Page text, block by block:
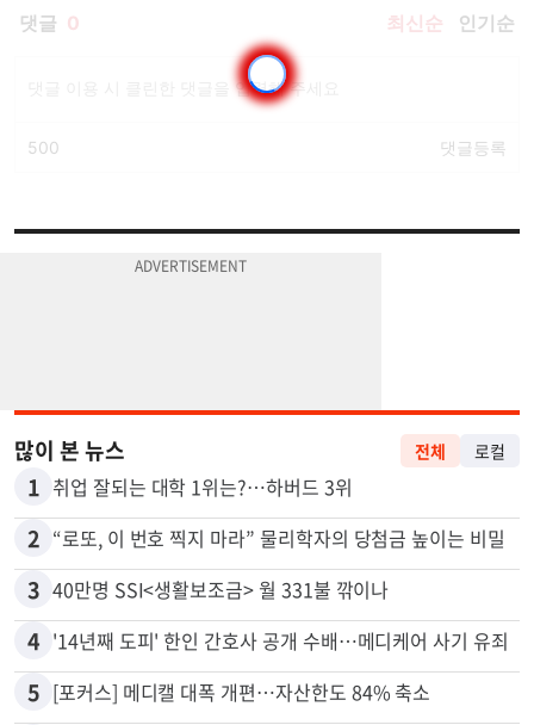
많이 본 뉴스 전체 로컬
1 취업 잘되는 대학 1위는?…하버드 3위
2 “로또, 이 번호 찍지 마라” 물리학자의 당첨금 높이는 비밀
3 40만명 SSI<생활보조금> 월 331불 깎이나
4 '14년째 도피' 한인 간호사 공개 수배…메디케어 사기 유죄
5 [포커스] 메디캘 대폭 개편…자산한도 84% 축소